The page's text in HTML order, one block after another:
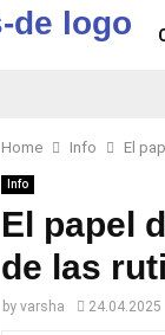
Home Info El
Info
El papel
de las
by varsha 24.04.2025